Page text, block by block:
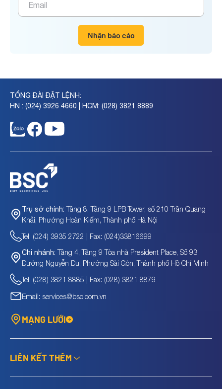
Nhận báo cáo
TỔNG ĐÀI ĐẶT LỆNH:
HN : (024) 3926 4660 | HCM: (028) 3821 8889
Trụ sở chính: Tầng 8, Tầng 9 LPB Tower, số 210 Trần Quang
Khải, Phường Hoàn Kiếm, Thành phố Hà Nội
Tel: (024) 3935 2722 | Fax: (024)33816699
Chi nhánh: Tầng 4, Tầng 9 Tòa nhà President Place, Số 93
Đường Nguyễn Du, Phường Sài Gòn, Thành phố Hồ Chí Minh
Tel: (028) 3821 8885 | Fax: (028) 3821 8879
Email: services@bsc.com.vn
MẠNG LƯỚI
LIÊN KẾT THÊM